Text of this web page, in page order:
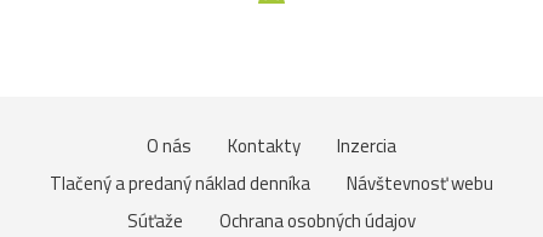
O nás Kontakty
Inzercia
Tlačený a predaný náklad denníka
Návštevnosť webu
Súťaže
Ochrana osobných údajov